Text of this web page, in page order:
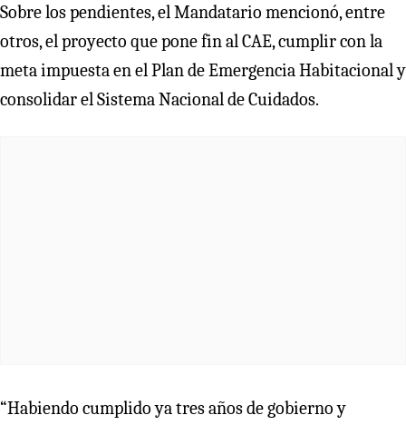
Sobre los pendientes, el Mandatario mencionó, entre
otros, el proyecto que pone fin al CAE, cumplir con la
meta impuesta en el Plan de Emergencia Habitacional y
consolidar el Sistema Nacional de Cuidados.
“Habiendo cumplido ya tres años de gobierno y